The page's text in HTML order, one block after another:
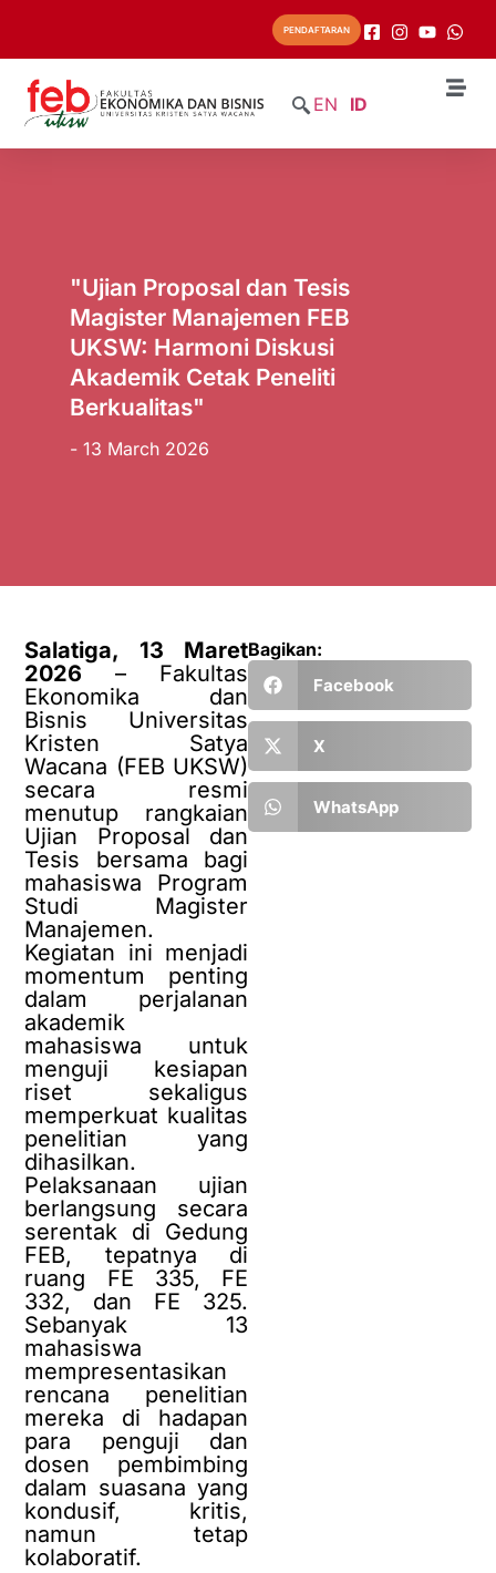
PENDAFTARAN
EN ID
"Ujian Proposal dan Tesis
Magister Manajemen FEB
UKSW: Harmoni Diskusi
Akademik Cetak Peneliti
Berkualitas"
- 13 March 2026
Salatiga, 13 Maret
2026 – Fakultas
Ekonomika dan
Bisnis Universitas
Kristen Satya
Wacana (FEB UKSW)
secara resmi
menutup rangkaian
Ujian Proposal dan
Tesis bersama bagi
mahasiswa Program
Studi Magister
Manajemen.
Kegiatan ini menjadi
momentum penting
dalam perjalanan
akademik
mahasiswa untuk
menguji kesiapan
riset sekaligus
memperkuat kualitas
penelitian yang
dihasilkan.
Pelaksanaan ujian
berlangsung secara
serentak di Gedung
FEB, tepatnya di
ruang FE 335, FE
332, dan FE 325.
Sebanyak 13
mahasiswa
mempresentasikan
rencana penelitian
mereka di hadapan
para penguji dan
dosen pembimbing
dalam suasana yang
kondusif, kritis,
namun tetap
kolaboratif.
Bagikan:
Facebook
X
WhatsApp